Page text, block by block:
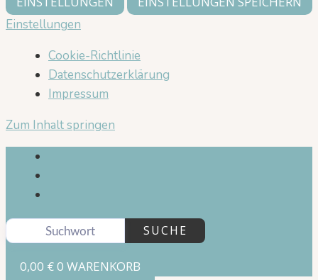
Einstellungen
Cookie-Richtlinie
Datenschutzerklärung
Impressum
Zum Inhalt springen
SUCHE
0,00 €0 WARENKORB